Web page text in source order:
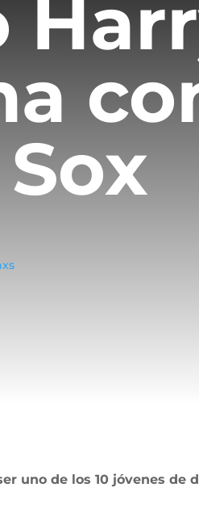
Sox
uno de los 10 jóvenes de